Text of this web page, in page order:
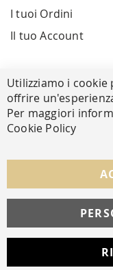
I tuoi Ordini
Il tuo Account
© Copyright
Via
Utilizziamo i
offrire
Per maggiori
Cookie Policy